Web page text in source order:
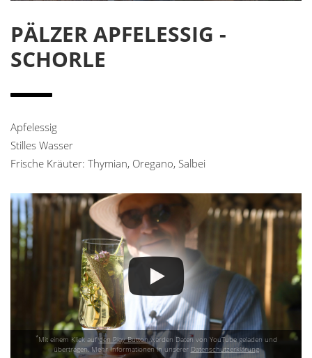
PÄLZER APFELESSIG -
SCHORLE
Apfelessig
Stilles Wasser
Frische Kräuter: Thymian, Oregano, Salbei
*Mit einem Klick aufden Play Buttonwerden Daten von YouTube geladen und
übertragen. Mehr Informationen in unserer Datenschutzerklärung